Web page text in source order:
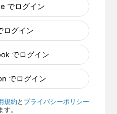
でログイン
ログイン
でログイン
でログイン
規約 と プライバシーポリシー
。